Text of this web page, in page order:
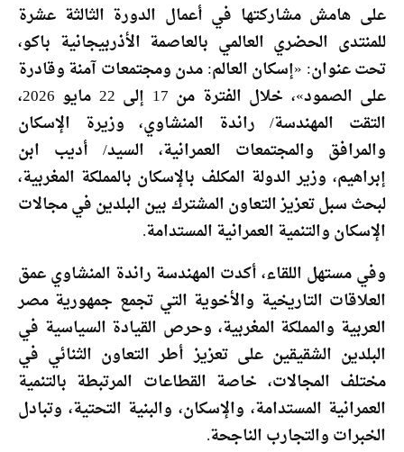
على هامش مشاركتها في أعمال الدورة الثالثة عشرة
للمنتدى الحضري العالمي بالعاصمة الأذربيجانية باكو،
تحت عنوان: «إسكان العالم: مدن ومجتمعات آمنة وقادرة
على الصمود»، خلال الفترة من 17 إلى 22 مايو 2026،
التقت المهندسة/ راندة المنشاوي، وزيرة الإسكان
والمرافق والمجتمعات العمرانية، السيد/ أديب ابن
إبراهيم، وزير الدولة المكلف بالإسكان بالمملكة المغربية،
لبحث سبل تعزيز التعاون المشترك بين البلدين في مجالات
الإسكان والتنمية العمرانية المستدامة.
وفي مستهل اللقاء، أكدت المهندسة راندة المنشاوي عمق
العلاقات التاريخية والأخوية التي تجمع جمهورية مصر
العربية والمملكة المغربية، وحرص القيادة السياسية في
البلدين الشقيقين على تعزيز أطر التعاون الثنائي في
مختلف المجالات، خاصة القطاعات المرتبطة بالتنمية
العمرانية المستدامة، والإسكان، والبنية التحتية، وتبادل
الخبرات والتجارب الناجحة.